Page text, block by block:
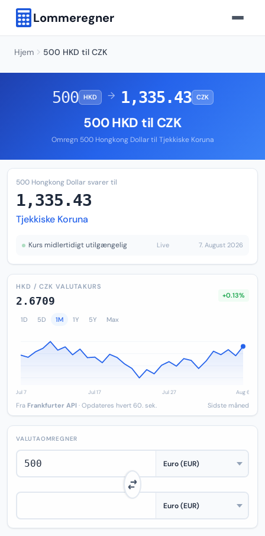
Lommeregner
Hjem 500 HKD til CZK
500 HKD → 1,335.43 CZK
500 HKD til CZK
Omregn 500 Hongkong Dollar til Tjekkiske Koruna
500 Hongkong Dollar svarer til
1,335.43
Tjekkiske Koruna
Kurs midlertidigt utilgængelig Live 7. August 2026
HKD / CZK VALUTAKURS
2.6709 +0.13%
1D 5D 1M 1Y 5Y Max
Fra Frankfurter API · Opdateres hvert 60. sek. Sidste måned
VALUTAOMREGNER